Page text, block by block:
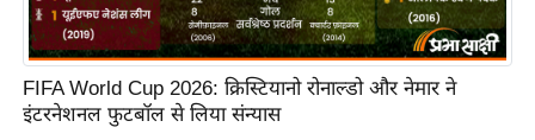
FIFA World Cup 2026: क्रिस्टियानो रोनाल्डो और नेमार ने
इंटरनेशनल फुटबॉल से लिया संन्यास